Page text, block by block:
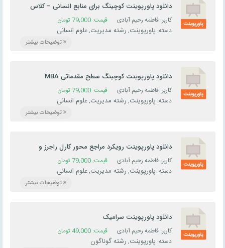
دانلود پاورپوینت کوچینگ برای منابع انسانی – کلاس
روز اول
کاربر: فاطمه رحیم آبادی قیمت: 79,000 تومان
دسته: پاورپوینت, رشته مدیریت,علوم انسانی
توضیحات بیشتر
دانلود پاورپوینت کوچینگ سطح مقدماتی MBA
کاربر: فاطمه رحیم آبادی قیمت: 79,000 تومان
دسته: پاورپوینت, رشته مدیریت,علوم انسانی
توضیحات بیشتر
دانلود پاورپوینت رویکرد مراجع محور کارل راجرز و
کوچینگ
کاربر: فاطمه رحیم آبادی قیمت: 79,000 تومان
دسته: پاورپوینت, رشته مدیریت,علوم انسانی
توضیحات بیشتر
دانلود پاورپوینت سرامیک
کاربر: فاطمه رحیم آبادی قیمت: 49,000 تومان
دسته: پاورپوینت, رشته گوناگون